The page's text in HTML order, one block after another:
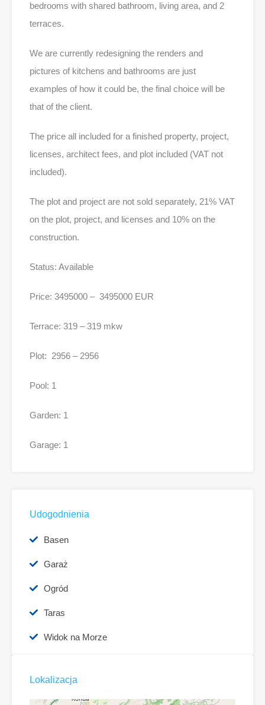
bedrooms with shared bathroom, living area, and 2
terraces.
We are currently redesigning the renders and
pictures of kitchens and bathrooms are just
examples of how it could be, the final choice will be
that of the client.
The price all included for a finished property, project,
licenses, architect fees, and plot included (VAT not
included).
The plot and project are not sold separately, 21% VAT
on the plot, project, and licenses and 10% on the
construction.
Status: Available
Price: 3495000 – 3495000 EUR
Terrace: 319 – 319 mkw
Plot: 2956 – 2956
Pool: 1
Garden: 1
Garage: 1
Udogodnienia
Basen
Garaż
Ogród
Taras
Widok na Morze
Lokalizacja